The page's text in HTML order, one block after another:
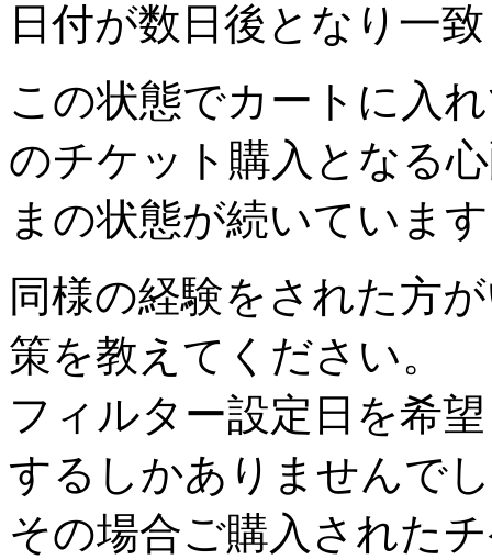
日付が数日後となり一
この状態でカートに入
のチケット購入となる
まの状態が続いていま
同様の経験をされた方
策を教えてください。
フィルター設定日を希
するしかありませんで
その場合ご購入された